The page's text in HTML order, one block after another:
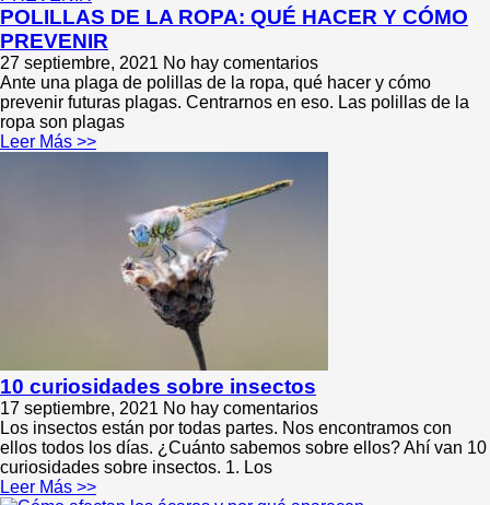
POLILLAS DE LA ROPA: QUÉ HACER Y CÓMO
PREVENIR
27 septiembre, 2021 No hay comentarios
Ante una plaga de polillas de la ropa, qué hacer y cómo
prevenir futuras plagas. Centrarnos en eso. Las polillas de la
ropa son plagas
Leer Más >>
10 curiosidades sobre insectos
17 septiembre, 2021 No hay comentarios
Los insectos están por todas partes. Nos encontramos con
ellos todos los días. ¿Cuánto sabemos sobre ellos? Ahí van 10
curiosidades sobre insectos. 1. Los
Leer Más >>